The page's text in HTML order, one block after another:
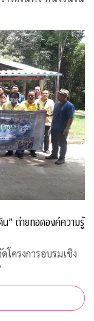
น” ถ่ายทอดองค์ความรู้
ครงการอบรมเชิง